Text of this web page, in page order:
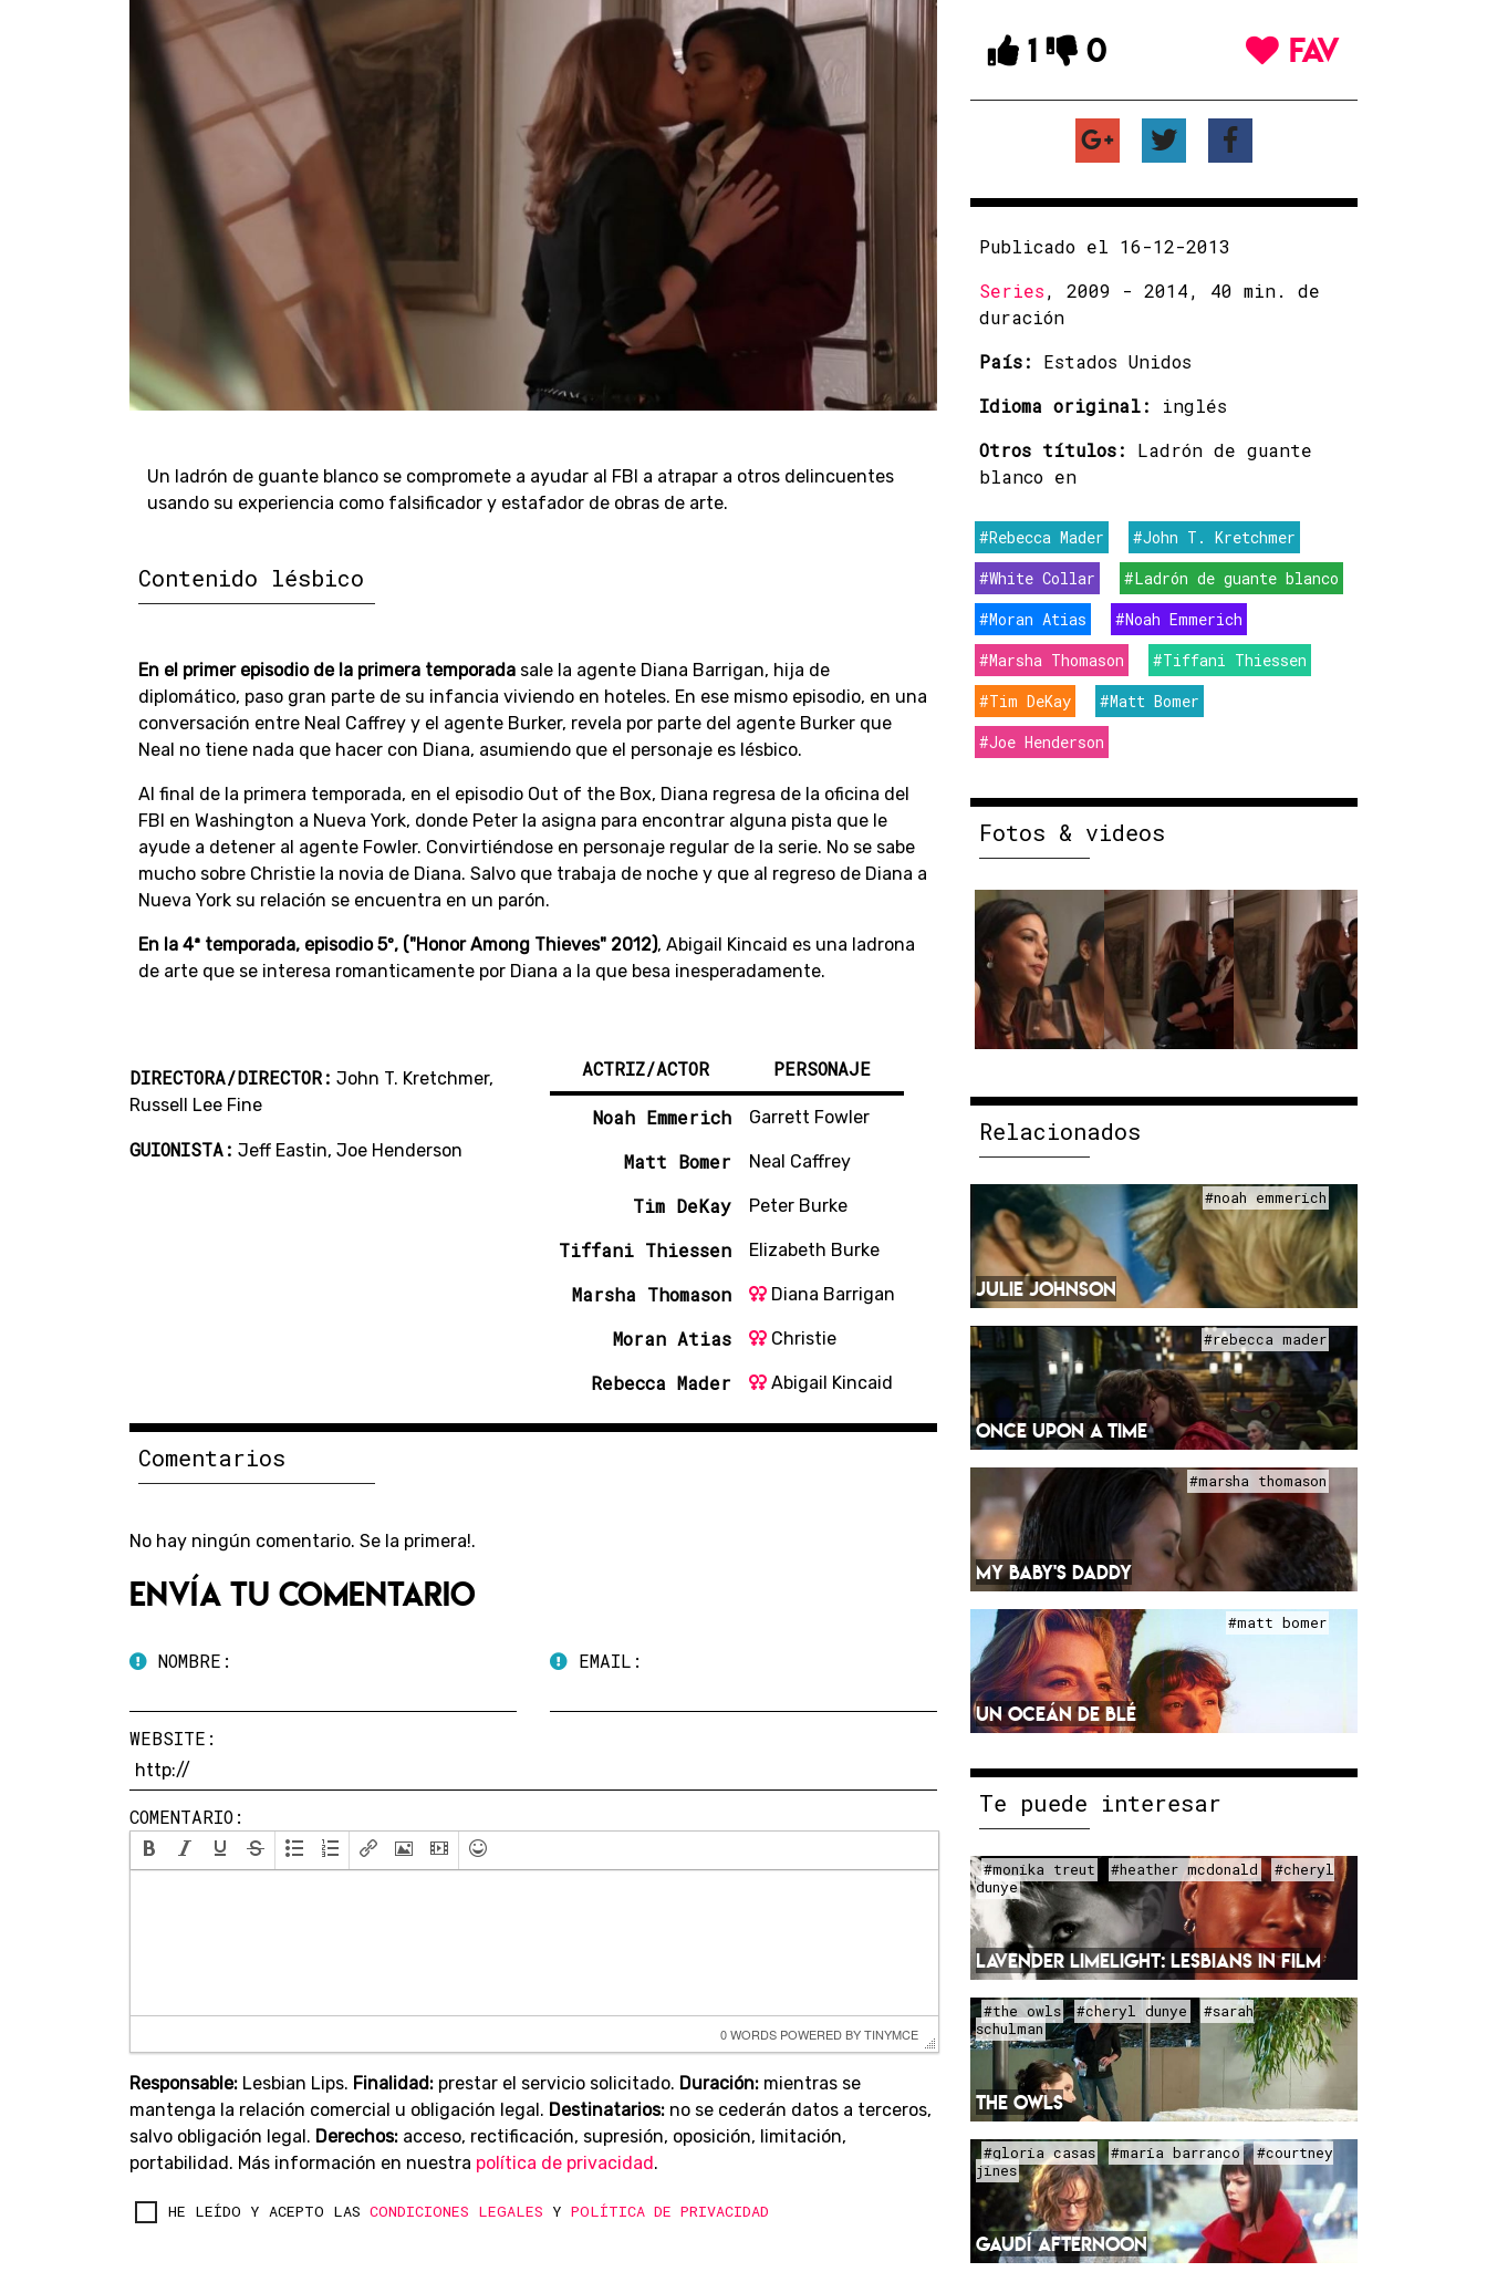
Un ladrón de guante blanco se compromete a ayudar al FBI a atrapar a otros delincuentes
usando su experiencia como falsificador y estafador de obras de arte.
Contenido lésbico
En el primer episodio de la primera temporada sale la agente Diana Barrigan, hija de
diplomático, paso gran parte de su infancia viviendo en hoteles. En ese mismo episodio, en una
conversación entre Neal Caffrey y el agente Burker, revela por parte del agente Burker que
Neal no tiene nada que hacer con Diana, asumiendo que el personaje es lésbico.
Al final de la primera temporada, en el episodio Out of the Box, Diana regresa de la oficina del
FBI en Washington a Nueva York, donde Peter la asigna para encontrar alguna pista que le
ayude a detener al agente Fowler. Convirtiéndose en personaje regular de la serie. No se sabe
mucho sobre Christie la novia de Diana. Salvo que trabaja de noche y que al regreso de Diana a
Nueva York su relación se encuentra en un parón.
En la 4ª temporada, episodio 5º, ("Honor Among Thieves" 2012), Abigail Kincaid es una ladrona
de arte que se interesa romanticamente por Diana a la que besa inesperadamente.
DIRECTORA/DIRECTOR: John T. Kretchmer,
Russell Lee Fine
GUIONISTA: Jeff Eastin, Joe Henderson
ACTRIZ/ACTOR PERSONAJE
Noah Emmerich Garrett Fowler
Matt Bomer Neal Caffrey
Tim DeKay Peter Burke
Tiffani Thiessen Elizabeth Burke
Marsha Thomason Diana Barrigan
Moran Atias Christie
Rebecca Mader Abigail Kincaid
Comentarios
No hay ningún comentario. Se la primera!.
Envía tu comentario
NOMBRE: EMAIL:
WEBSITE:
COMENTARIO:
0 WORDS POWERED BY TINYMCE
Responsable: Lesbian Lips. Finalidad: prestar el servicio solicitado. Duración: mientras se
mantenga la relación comercial u obligación legal. Destinatarios: no se cederán datos a terceros,
salvo obligación legal. Derechos: acceso, rectificación, supresión, oposición, limitación,
portabilidad. Más información en nuestra política de privacidad.
HE LEÍDO Y ACEPTO LAS CONDICIONES LEGALES Y POLÍTICA DE PRIVACIDAD
1 0 FAV
Publicado el 16-12-2013
Series, 2009 - 2014, 40 min. de
duración
País: Estados Unidos
Idioma original: inglés
Otros títulos: Ladrón de guante
blanco en
#Rebecca Mader
#John T. Kretchmer
#White Collar
#Ladrón de guante blanco
#Moran Atias
#Noah Emmerich
#Marsha Thomason
#Tiffani Thiessen
#Tim DeKay
#Matt Bomer
#Joe Henderson
Fotos & videos
Relacionados
#noah emmerich
JULIE JOHNSON
#rebecca mader
ONCE UPON A TIME
#marsha thomason
MY BABY'S DADDY
#matt bomer
UN OCEÁN DE BLÉ
Te puede interesar
#monika treut #heather mcdonald
#cheryl
dunye
LAVENDER LIMELIGHT: LESBIANS IN FILM
#the owls #cheryl dunye
#sarah
schulman
THE OWLS
#gloria casas #maría barranco
#courtney
jines
GAUDÍ AFTERNOON